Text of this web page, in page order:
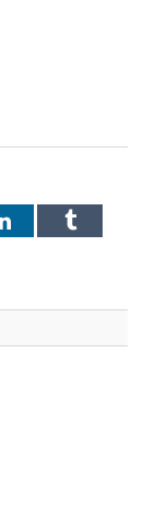
LinkedInTumblr